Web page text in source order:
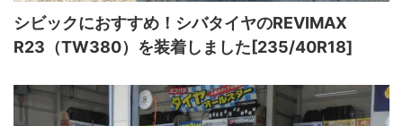
シビックにおすすめ！シバタイヤのREVIMAX
R23（TW380）を装着しました[235/40R18]